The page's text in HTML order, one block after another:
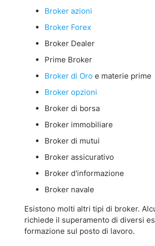
Broker azioni
Broker Forex
Broker Dealer
Prime Broker
Broker di Oro e materie prime
Broker opzioni
Broker di borsa
Broker immobiliare
Broker di mutui
Broker assicurativo
Broker d'informazione
Broker navale
Esistono molti altri tipi di broker.
richiede il superamento di diversi
formazione sul posto di lavoro.